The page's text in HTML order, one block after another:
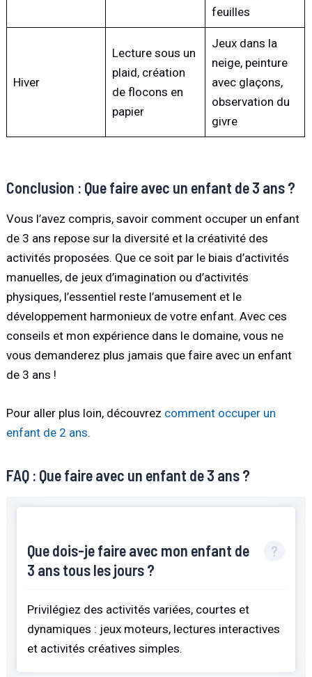
feuilles
Hiver
Lecture sous un
plaid, création
de flocons en
papier
Jeux dans la
neige, peinture
avec glaçons,
observation du
givre
Conclusion : Que faire avec un enfant de 3 ans ?
Vous l’avez compris, savoir comment occuper un enfant
de 3 ans repose sur la diversité et la créativité des
activités proposées. Que ce soit par le biais d’activités
manuelles, de jeux d’imagination ou d’activités
physiques, l’essentiel reste l’amusement et le
développement harmonieux de votre enfant. Avec ces
conseils et mon expérience dans le domaine, vous ne
vous demanderez plus jamais que faire avec un enfant
de 3 ans !
Pour aller plus loin, découvrez comment occuper un
enfant de 2 ans.
FAQ : Que faire avec un enfant de 3 ans ?
Que dois-je faire avec mon enfant de
3 ans tous les jours ?
Privilégiez des activités variées, courtes et
dynamiques : jeux moteurs, lectures interactives
et activités créatives simples.